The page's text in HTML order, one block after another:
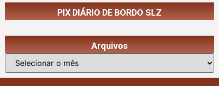
PIX DIÁRIO DE BORDO SLZ
Arquivos